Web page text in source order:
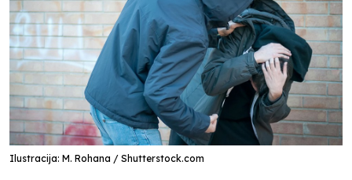
Ilustracija: M. Rohana / Shutterstock.com